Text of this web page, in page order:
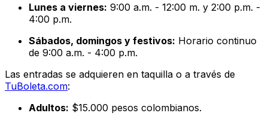
Lunes a viernes: 9:00 a.m. - 12:00 m. y 2:00 p.m. -
4:00 p.m.
Sábados, domingos y festivos: Horario continuo
de 9:00 a.m. - 4:00 p.m.
Las entradas se adquieren en taquilla o a través de
TuBoleta.com:
Adultos: $15.000 pesos colombianos.